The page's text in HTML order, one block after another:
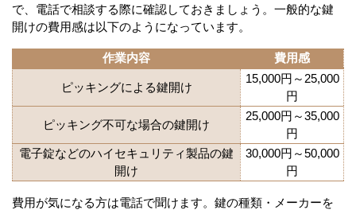
で、電話で相談する際に確認しておきましょう。一般的な鍵
開けの費用感は以下のようになっています。
作業内容 費用感
ピッキングによる鍵開け
15,000円～25,000
円
ピッキング不可な場合の鍵開け
25,000円～35,000
円
電子錠などのハイセキュリティ製品の鍵
開け
30,000円～50,000
円
費用が気になる方は電話で聞けます。鍵の種類・メーカーを